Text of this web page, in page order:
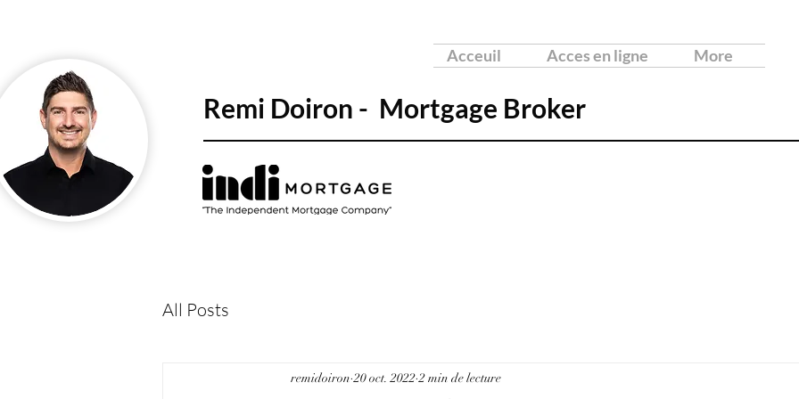
Acceuil Acces en ligne More
Remi Doiron - Mortgage Broker
All Posts
remidoiron 20 oct. 2022 2 min de lecture